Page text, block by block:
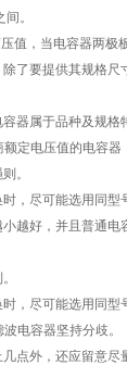
。
，当电容器两极
要提供其规格尺
属于品种及规格
定电压值的电容器
。
尽可能选用同型
越好，并且普通
尽可能选用同型
电容器坚持分歧。
外，还应留意尽